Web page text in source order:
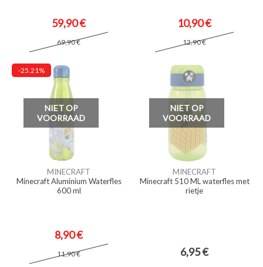
59,90 €
69,90 €
10,90 €
12,90 €
-25.21%
NIET OP
VOORRAAD
MINECRAFT
Minecraft Aluminium Waterfles
600 ml
8,90 €
11,90 €
NIET OP
VOORRAAD
MINECRAFT
Minecraft 510 ML waterfles met
rietje
6,95 €